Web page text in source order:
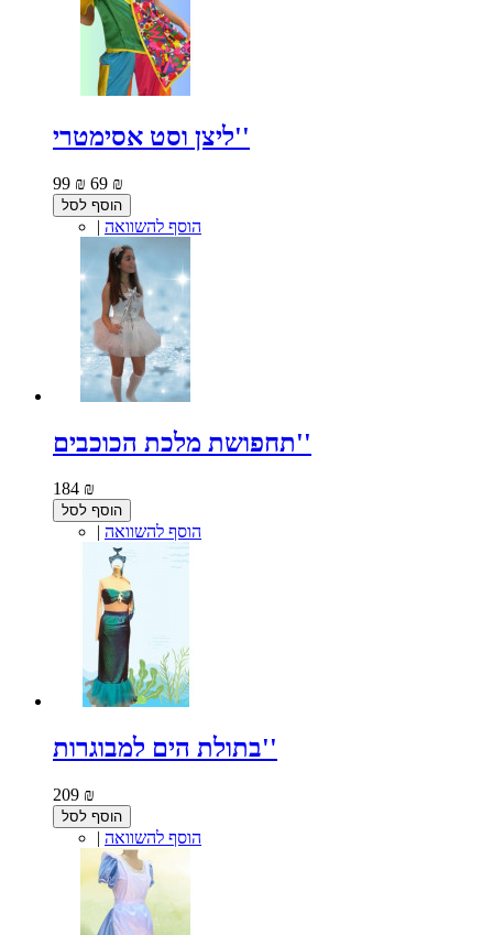
ליצן וסט אסימטרי''
99 ₪ 69 ₪
הוסף לסל
| הוסף להשוואה
תחפושת מלכת הכוכבים''
184 ₪
הוסף לסל
| הוסף להשוואה
בתולת הים למבוגרות''
209 ₪
הוסף לסל
| הוסף להשוואה